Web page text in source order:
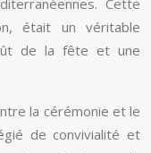
Cette
était un véritable
de la fête et une
la cérémonie et le
de convivialité et